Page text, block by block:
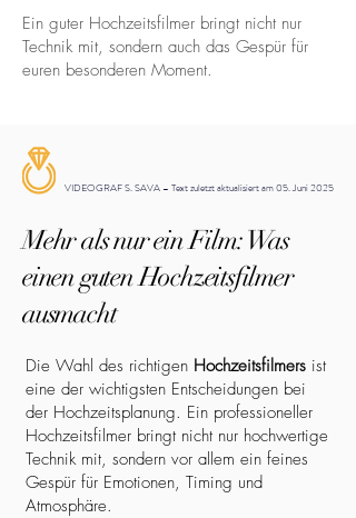
Ein guter Hochzeitsfilmer bringt nicht nur
Technik mit, sondern auch das Gespür für
euren besonderen Moment.
VIDEOGRAF S. SAVA – Text zuletzt aktualisiert am 05. Juni 2025
Mehr als nur ein Film: Was
einen guten Hochzeitsfilmer
ausmacht
Die Wahl des richtigen Hochzeitsfilmers ist
eine der wichtigsten Entscheidungen bei
der Hochzeitsplanung. Ein professioneller
Hochzeitsfilmer bringt nicht nur hochwertige
Technik mit, sondern vor allem ein feines
Gespür für Emotionen, Timing und
Atmosphäre.